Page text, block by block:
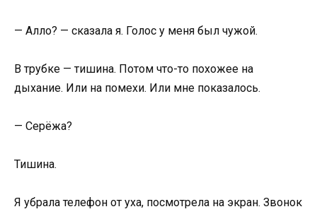
— Алло? — сказала я. Голос у меня был чужой.
В трубке — тишина. Потом что-то похожее на
дыхание. Или на помехи. Или мне показалось.
— Серёжа?
Тишина.
Я убрала телефон от уха, посмотрела на экран. Звонок